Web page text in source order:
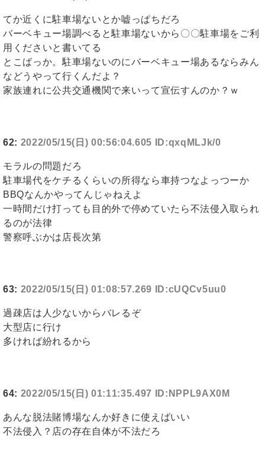
てか近くに駐車場ないとか嘘っぱちだろ
バーベキュー場調べると駐車場ないから〇〇駐車場をご利
用くださいと書いてる
とこばっか。駐車場ないのにバーベキュー場あるならみん
などうやって行くんだよ？
家族連れに公共交通機関で来いって宣伝すんのか？ｗ
62: 2022/05/15(日) 00:56:04.605 ID:qxqMLJk/0
モラルの問題だろ
駐車場代をケチるくらいの所得なら車持つなよっつーか
BBQなんかやってんじゃねえよ
一時間だけ打っても目的外で停めていたら不法侵入取られ
るのが法律
警察呼ぶかは店長次第
63: 2022/05/15(日) 01:08:57.269 ID:cUQCv5uu0
過疎店は人少ないからバレるぞ
大型店に行け
多ければ紛れるから
64: 2022/05/15(日) 01:11:35.497 ID:NPPL9AX0M
あんな脱法賭博場なんか好きに使えばいい
不法侵入？店の存在自体が不法だろ